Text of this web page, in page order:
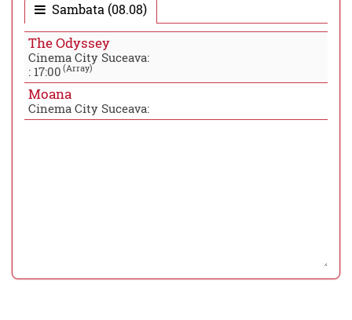
Sambata (08.08)
The Odyssey
Cinema City Suceava:
: 17:00 (Array)
Moana
Cinema City Suceava: